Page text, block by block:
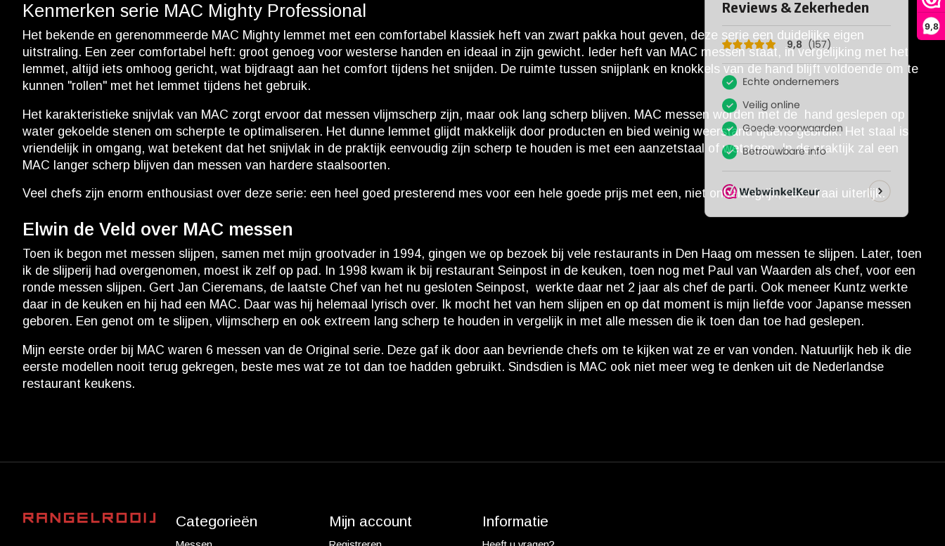
9,8
Kenmerken serie MAC Mighty Professional
Het bekende en gerenommeerde MAC Mighty lemmet met een comfortabel klassiek heft van zwart pakka hout geven, deze serie een duidelijke eigen
uitstraling. Een zeer comfortabel heft: groot genoeg voor westerse handen en ideaal in zijn gewicht. Ieder heft van MAC messen staat, in vergelijking met het
lemmet, altijd iets omhoog gericht, wat bijdraagt aan het comfort tijdens het snijden. De ruimte tussen snijplank en knokkels van de hand blijft voldoende om te
kunnen "rollen" met het lemmet tijdens het gebruik.
Het karakteristieke snijvlak van MAC zorgt ervoor dat messen vlijmscherp zijn, maar ook lang scherp blijven. MAC messen worden met de hand geslepen op
water gekoelde stenen om scherpte te optimaliseren. Het dunne lemmet glijdt makkelijk door producten en bied weinig weerstand tijdens gebruik. Het staal is
vriendelijk in omgang, wat betekent dat het snijvlak in de praktijk eenvoudig zijn scherp te houden is met een aanzetstaal of wetsteen. In de praktijk zal een
MAC langer scherp blijven dan messen van hardere staalsoorten.
Veel chefs zijn enorm enthousiast over deze serie: een heel goed presterend mes voor een hele goede prijs met een, niet onbelangrijk, zeer fraai uiterlijk.
Elwin de Veld over MAC messen
Toen ik begon met messen slijpen, samen met mijn grootvader in 1994, gingen we op bezoek bij vele restaurants in Den Haag om messen te slijpen. Later, toen
ik de slijperij had overgenomen, moest ik zelf op pad. In 1998 kwam ik bij restaurant Seinpost in de keuken, toen nog met Paul van Waarden als chef, voor een
ronde messen slijpen. Gert Jan Cieremans, de laatste Chef van het nu gesloten Seinpost, werkte daar net 2 jaar als chef de parti. Ook meneer Kuntz werkte
daar in de keuken en hij had een MAC. Daar was hij helemaal lyrisch over. Ik mocht het van hem slijpen en op dat moment is mijn liefde voor Japanse messen
geboren. Een genot om te slijpen, vlijmscherp en ook extreem lang scherp te houden in vergelijk in met alle messen die ik toen dan toe had geslepen.
Mijn eerste order bij MAC waren 6 messen van de Original serie. Deze gaf ik door aan bevriende chefs om te kijken wat ze er van vonden. Natuurlijk heb ik die
eerste modellen nooit terug gekregen, beste mes wat ze tot dan toe hadden gebruikt. Sindsdien is MAC ook niet meer weg te denken uit de Nederlandse
restaurant keukens.
Categorieën Mijn account Informatie